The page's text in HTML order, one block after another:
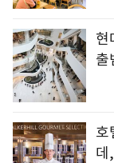
현
출
호
데